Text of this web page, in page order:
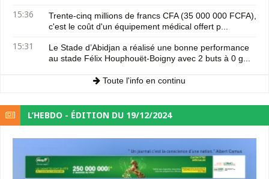
15:36
Trente-cinq millions de francs CFA (35 000 000 FCFA),
c'est le coût d'un équipement médical offert p...
15:31
Le Stade d’Abidjan a réalisé une bonne performance
au stade Félix Houphouët-Boigny avec 2 buts à 0 g...
Toute l'info en continu
L’HEBDO - ÉDITION DU 19/12/2024